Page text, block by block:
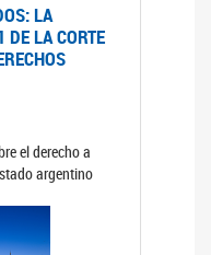
LA
DE LA CORTE
el derecho a
argentino